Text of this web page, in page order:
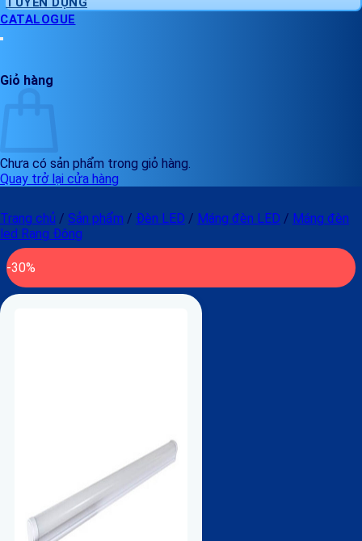
CATALOGUE
Giỏ hàng
Chưa có sản phẩm trong giỏ hàng.
Quay trở lại cửa hàng
Trang chủ / Sản phẩm / Đèn LED / Máng đèn LED / Máng đèn
led Rạng Đông
-30%